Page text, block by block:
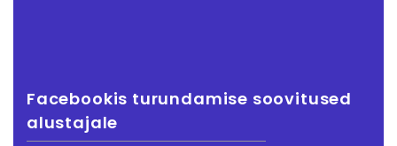
Facebookis turundamise soovitused
alustajale